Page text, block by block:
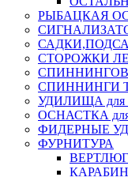
РЫБАЦКАЯ
СТОРОЖКИ
СПИННИНГИ
УДИЛИЩА
ОСНАСТКА
ФИДЕРНЫЕ
ФУРНИТУРА